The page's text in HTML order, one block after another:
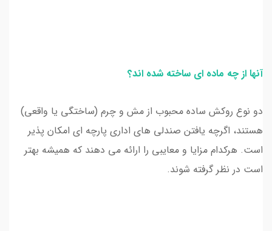
آنها از چه ماده ای ساخته شده اند؟
دو نوع روکش ساده محبوب از مش و چرم (ساختگی یا واقعی)
هستند، اگرچه یافتن صندلی های اداری پارچه ای امکان پذیر
است. هرکدام مزایا و معایبی را ارائه می دهند که همیشه بهتر
است در نظر گرفته شوند.